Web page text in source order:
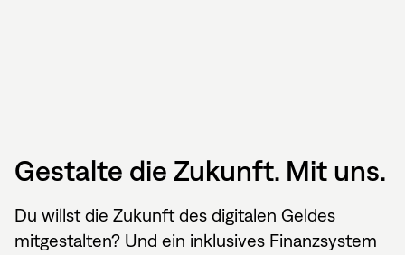
Gestalte die Zukunft. Mit uns.
Du willst die Zukunft des digitalen Geldes
mitgestalten? Und ein inklusives Finanzsystem